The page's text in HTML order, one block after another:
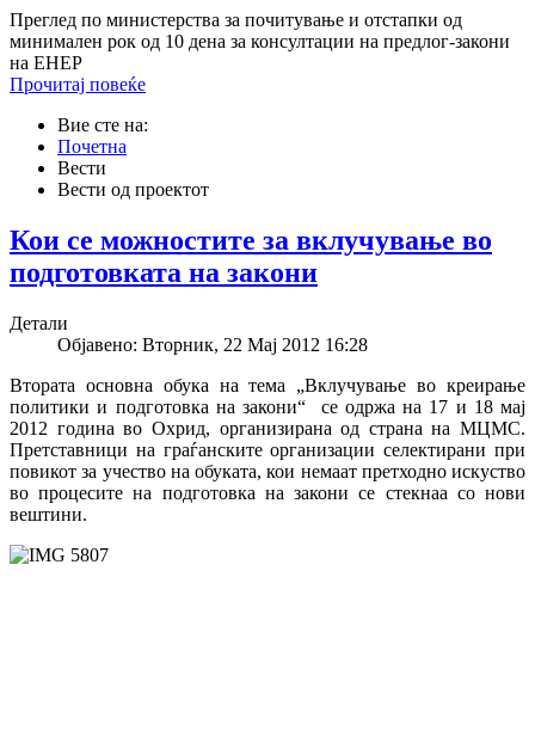
Преглед по министерства за почитување и отстапки од
минимален рок од 10 дена за консултации на предлог-закони
на ЕНЕР
Прочитај повеќе
Вие сте на:
Почетна
Вести
Вести од проектот
Кои се можностите за вклучување во
подготовката на закони
Детали
Објавено: Вторник, 22 Мај 2012 16:28
Втората основна обука на тема „Вклучување во креирање
политики и подготовка на закони“ се одржа на 17 и 18 мај
2012 година во Охрид, организирана од страна на МЦМС.
Претставници на граѓанските организации селектирани при
повикот за учество на обуката, кои немаат претходно искуство
во процесите на подготовка на закони се стекнаа со нови
вештини.